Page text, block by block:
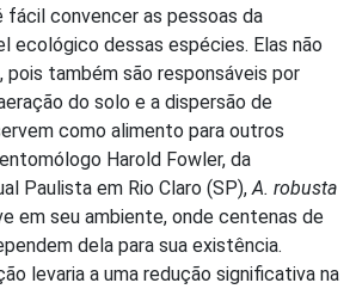
fácil convencer as pessoas da
ecológico dessas espécies. Elas não
pois também são responsáveis por
do solo e a dispersão de
como alimento para outros
Harold Fowler, da
Paulista em Rio Claro (SP),A. robusta
em seu ambiente, onde centenas de
dela para sua existência.
levaria a uma redução significativa na